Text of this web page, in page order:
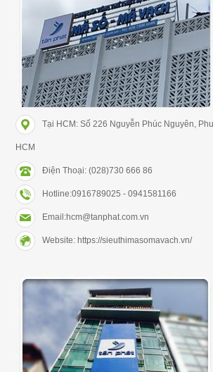
Tại HCM: Số 226 Nguyễn Phúc Nguyên,
HCM
Điện Thoại: (028)730 666 86
Hotline:0916789025 - 0941581166
Email:hcm@tanphat.com.vn
Website: https://sieuthimasomavach.vn/